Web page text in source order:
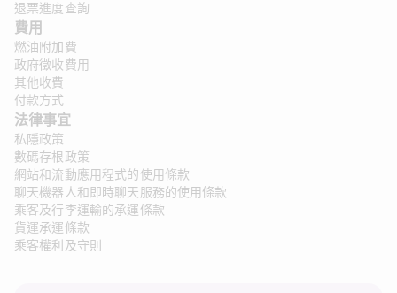
退票進度查詢
費用
燃油附加費
政府徵收費用
其他收費
付款方式
法律事宜
私隱政策
數碼存根政策
網站和流動應用程式的使用條款
聊天機器人和即時聊天服務的使用條款
乘客及行李運輸的承運條款
貨運承運條款
乘客權利及守則